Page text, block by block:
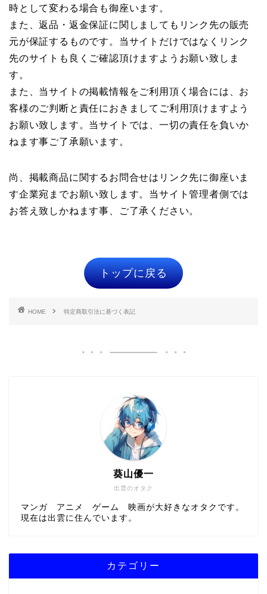
時として変わる場合も御座います。
また、返品・返金保証に関しましてもリンク先の販売
元が保証するものです。当サイトだけではなくリンク
先のサイトも良くご確認頂けますようお願い致しま
す。
また、当サイトの掲載情報をご利用頂く場合には、お
客様のご判断と責任におきましてご利用頂けますよう
お願い致します。当サイトでは、一切の責任を負いか
ねます事ご了承願います。
尚、掲載商品に関するお問合せはリンク先に御座いま
す企業宛までお願い致します。当サイト管理者側では
お答え致しかねます事、ご了承ください。
トップに戻る
HOME 特定商取引法に基づく表記
出雲のオタク
葵山優一
マンガ アニメ ゲーム 映画が大好きなオタクです。
現在は出雲に住んでいます。
カテゴリー